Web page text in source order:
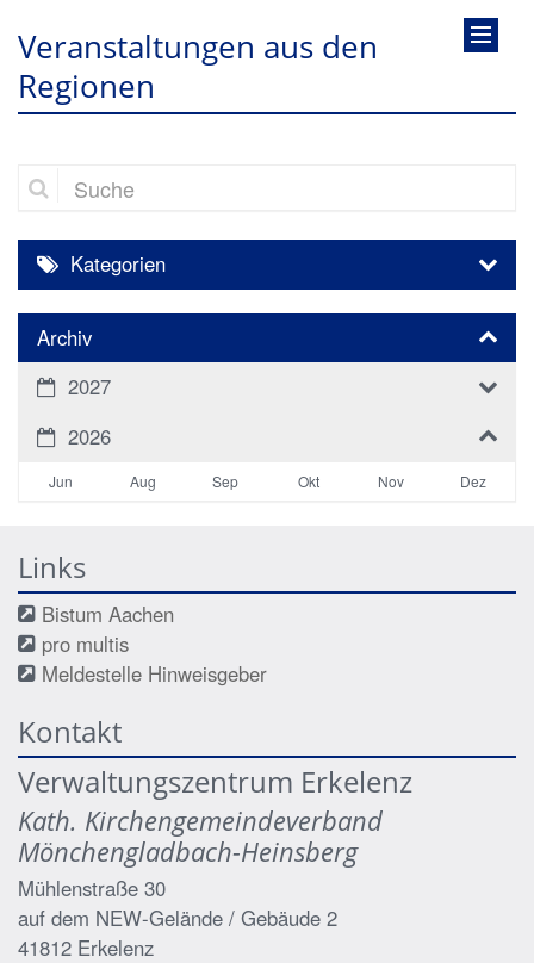
Veranstaltungen aus den
Regionen
Suche
Kategorien
Archiv
2027
2026
Jun Aug Sep Okt Nov Dez
Links
Bistum Aachen
pro multis
Meldestelle Hinweisgeber
Kontakt
Verwaltungszentrum Erkelenz
Kath. Kirchengemeindeverband
Mönchengladbach-Heinsberg
Mühlenstraße 30
auf dem NEW-Gelände / Gebäude 2
41812 Erkelenz